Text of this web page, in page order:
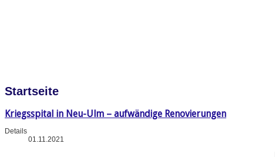
Startseite
Kriegsspital in Neu-Ulm – aufwändige Renovierungen
Details
01.11.2021